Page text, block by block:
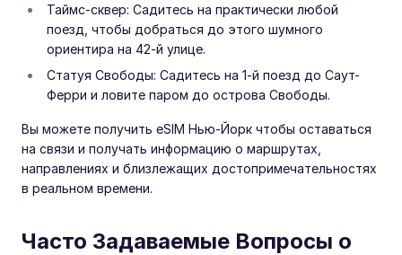
Таймс-сквер: Садитесь на практически любой
поезд, чтобы добраться до этого шумного
ориентира на 42-й улице.
Статуя Свободы: Садитесь на 1-й поезд до Саут-
Ферри и ловите паром до острова Свободы.
Вы можете получить eSIM Нью-Йорк чтобы оставаться
на связи и получать информацию о маршрутах,
направлениях и близлежащих достопримечательностях
в реальном времени.
Часто Задаваемые Вопросы о